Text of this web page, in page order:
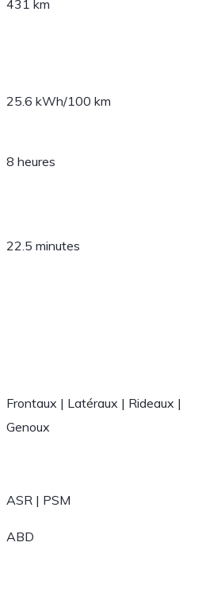
431 km
25.6 kWh/100 km
8 heures
22.5 minutes
Frontaux | Latéraux | Rideaux |
Genoux
ASR | PSM
ABD